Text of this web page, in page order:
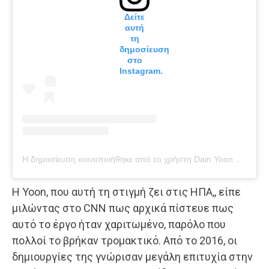
Δείτε
αυτή
τη
δημοσίευση
στο
Instagram.
Η Yoon, που αυτή τη στιγμή ζει στις ΗΠΑ,, είπε
μιλώντας στο CNN πως αρχικά πίστευε πως
αυτό το έργο ήταν χαριτωμένο, παρόλο που
πολλοί το βρήκαν τρομακτικό. Από το 2016, οι
δημιουργίες της γνώρισαν μεγάλη επιτυχία στην